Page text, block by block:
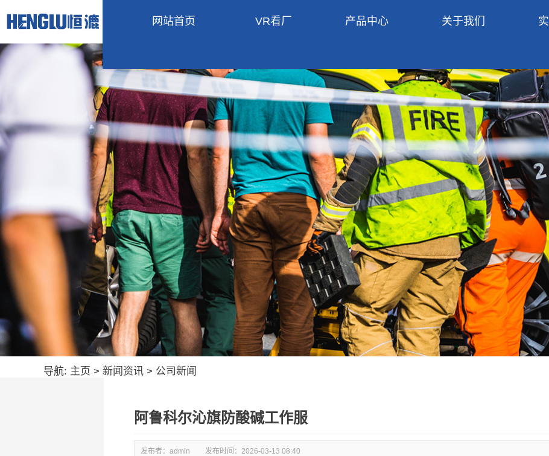
网站首页 VR看厂 产品中心 关于我们
导航: 主页 > 新闻资讯 > 公司新闻
阿鲁科尔沁旗防酸碱工作服
发布者：admin 发布时间： 2026-03-13 08:40